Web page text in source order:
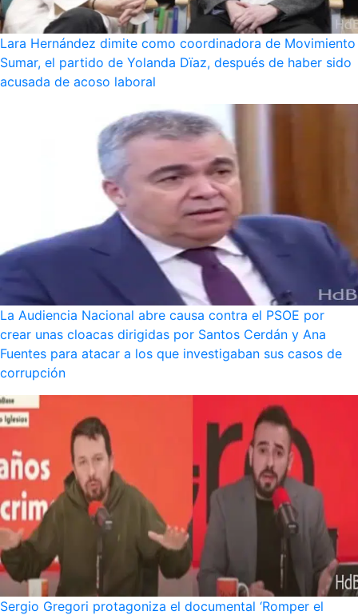
Lara Hernández dimite como coordinadora de Movimiento
Sumar, el partido de Yolanda Dïaz, después de haber sido
acusada de acoso laboral
La Audiencia Nacional abre causa contra el PSOE por
crear unas cloacas dirigidas por Santos Cerdán y Ana
Fuentes para atacar a los que investigaban sus casos de
corrupción
Sergio Gregori protagoniza el documental ‘Romper el